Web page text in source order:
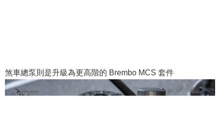
煞車總泵則是升級為更高階的 Brembo MCS 套件